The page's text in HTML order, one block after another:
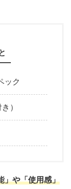
ック
）
」や「使用感」